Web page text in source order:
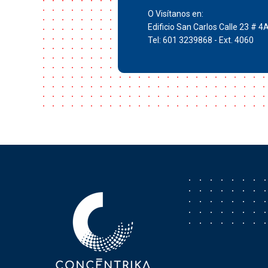
O Visítanos en:
Edificio San Carlos Calle 23 #
Tel: 601 3239868 - Ext. 4060